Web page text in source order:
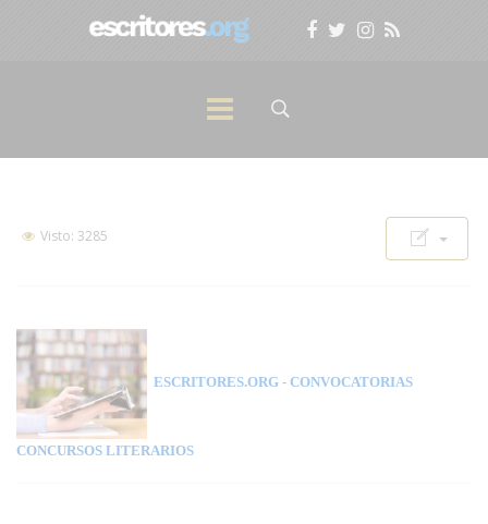
Visto: 3285
ESCRITORES.ORG - CONVOCATORIAS
CONCURSOS LITERARIOS